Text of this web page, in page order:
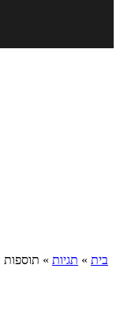
בית » תגיות » תוספות